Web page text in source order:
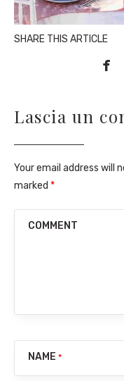
SHARE THIS ARTICLE

Lascia un
Your email address will
marked *
COMMENT
NAME *